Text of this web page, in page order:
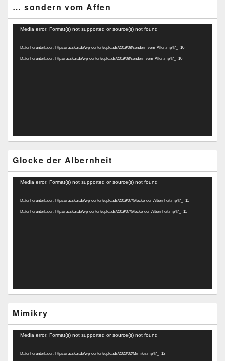
… sondern vom Affen
Video-
Media error: Format(s) not supported or source(s) not found
Datei herunterladen: https://racskai.de/wp-content/uploads/2019/08/sondern-vom-Affen.mp4?_=10
Datei herunterladen: http://racskai.de/wp-content/uploads/2019/08/sondern-vom-Affen.mp4?_=10
Glocke der Albernheit
Video-
Media error: Format(s) not supported or source(s) not found
Datei herunterladen: https://racskai.de/wp-content/uploads/2019/07/Glocke-der-Albernheit.mp4?_=11
Datei herunterladen: http://racskai.de/wp-content/uploads/2019/07/Glocke-der-Albernheit.mp4?_=11
Mimikry
Video-
Media error: Format(s) not supported or source(s) not found
Datei herunterladen: https://racskai.de/wp-content/uploads/2020/02/Mimikri.mp4?_=12